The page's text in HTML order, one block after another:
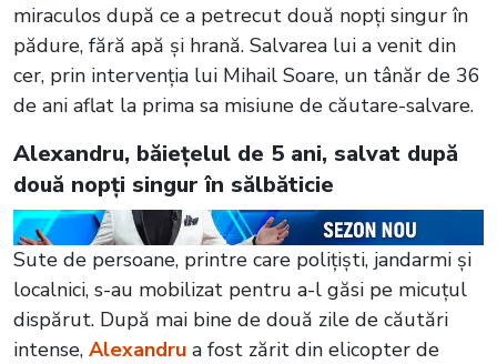
miraculos după ce a petrecut două nopți singur în
pădure, fără apă și hrană. Salvarea lui a venit din
cer, prin intervenția lui Mihail Soare, un tânăr de 36
de ani aflat la prima sa misiune de căutare-salvare.
Alexandru, băiețelul de 5 ani, salvat după
două nopți singur în sălbăticie
Sute de persoane, printre care polițiști, jandarmi și
localnici, s-au mobilizat pentru a-l găsi pe micuțul
dispărut. După mai bine de două zile de căutări
intense, Alexandru a fost zărit din elicopter de